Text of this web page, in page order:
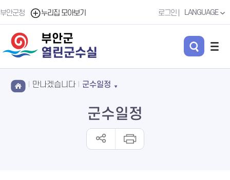
부안군청 누리집 모아보기 로그인 LANGUAGE
부안군
열린군수실
만나겠습니다 군수일정
군수일정